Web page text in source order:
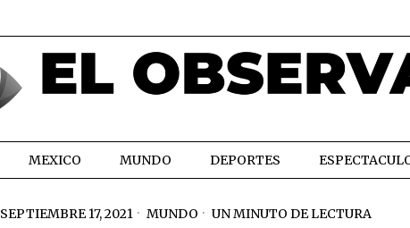
MEXICO MUNDO DEPORTES
SEPTIEMBRE 17, 2021 MUNDO UN MINUTO DE LECTURA